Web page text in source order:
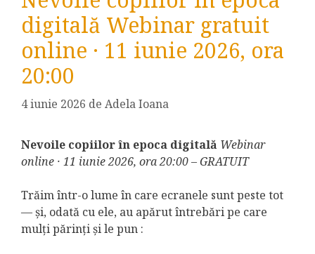
digitală Webinar gratuit
online · 11 iunie 2026, ora
20:00
4 iunie 2026 de Adela Ioana
Nevoile copiilor în epoca digitală Webinar
online · 11 iunie 2026, ora20:00 – GRATUIT
Trăim într-o lume în care ecranele sunt peste tot
— și, odată cu ele, au apărut întrebări pe care
mulți părinți și le pun :